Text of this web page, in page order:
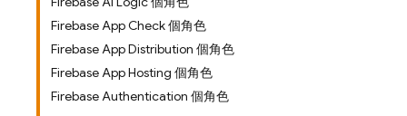
Firebase App Check 個角色
Firebase App Distribution 個角色
Firebase App Hosting 個角色
Firebase Authentication 個角色